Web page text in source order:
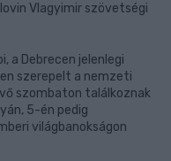
Vlagyimir szövetségi
a Debrecen jelenlegi
szerepelt a nemzeti
szombaton találkoznak
5-én pedig
világbanokságon